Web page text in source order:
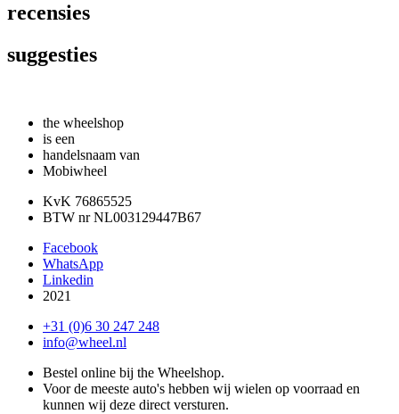
recensies
suggesties
the wheelshop
is een
handelsnaam van
Mobiwheel
KvK 76865525
BTW nr NL003129447B67
Facebook
WhatsApp
Linkedin
2021
+31 (0)6 30 247 248
info@wheel.nl
Bestel online bij the Wheelshop.
Voor de meeste auto's hebben wij wielen op voorraad en
kunnen wij deze direct versturen.